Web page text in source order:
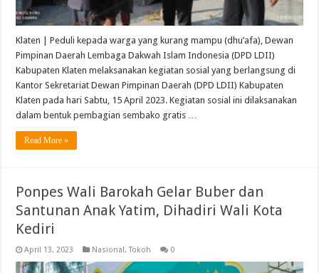
Klaten | Peduli kepada warga yang kurang mampu (dhu’afa), Dewan
Pimpinan Daerah Lembaga Dakwah Islam Indonesia (DPD LDII)
Kabupaten Klaten melaksanakan kegiatan sosial yang berlangsung di
Kantor Sekretariat Dewan Pimpinan Daerah (DPD LDII) Kabupaten
Klaten pada hari Sabtu, 15 April 2023. Kegiatan sosial ini dilaksanakan
dalam bentuk pembagian sembako gratis …
Read More »
Ponpes Wali Barokah Gelar Buber dan
Santunan Anak Yatim, Dihadiri Wali Kota
Kediri
April 13, 2023 Nasional,Tokoh 0